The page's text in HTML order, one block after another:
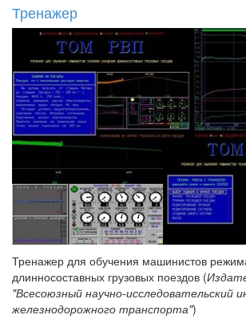
Тренажер
Тренажер для обучения машинистов
длинносоставных грузовых поездов (
"Всесоюзный научно-исследовательский
железнодорожного транспорта")